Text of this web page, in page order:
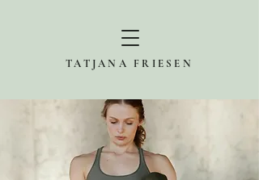
TATJANA FRIESEN